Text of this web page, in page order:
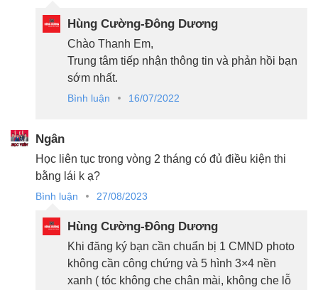
Hùng Cường-Đông Dương
Chào Thanh Em,
Trung tâm tiếp nhận thông tin và phản hồi bạn
sớm nhất.
Bình luận 16/07/2022
Ngân
Học liên tục trong vòng 2 tháng có đủ điều kiện thi
bằng lái k ạ?
Bình luận 27/08/2023
Hùng Cường-Đông Dương
Khi đăng ký bạn cần chuẩn bị 1 CMND photo
không cần công chứng và 5 hình 3×4 nền
xanh ( tóc không che chân mài, không che lỗ